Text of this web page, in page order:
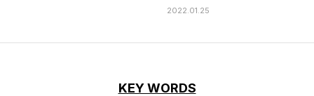
2022.01.25
KEY WORDS